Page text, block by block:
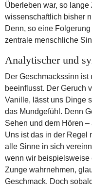
Überleben war, so
wissenschaftlich bisher
Denn, so eine
zentrale menschliche
Analytischer und
Der Geschmackssinn ist
beeinflusst. Der Geruch
Vanille, lässt uns Dinge
das Mundgefühl. Denn
Sehen und dem Hören
Uns ist das in der Regel
alle Sinne in sich
wenn wir beispielsweise
Zunge wahrnehmen,
Geschmack. Doch